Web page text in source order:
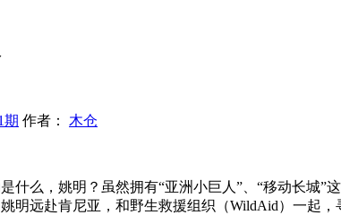
期 作者： 木仓
什么，姚明？虽然拥有“亚洲小巨人”、“移动长城
明远赴肯尼亚，和野生救援组织（WildAid）一起